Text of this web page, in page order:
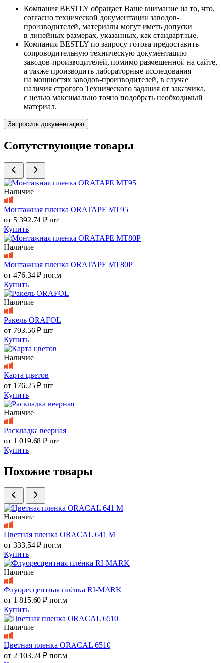
Компания BESTLY обращает Ваше внимание на то, что,
согласно технической документации заводов-
производителей, материалы могут иметь допуски
в линейных размерах, указанных, как стандартные.
Компания BESTLY по запросу готова предоставить
сопроводительную техническую документацию
заводов-производителей, помимо размещенной на сайте,
а также производить лабораторные исследования
на мощностях заводов-производителей, в случае
наличия строгого Технического задания от заказчика,
с целью максимально точно подобрать необходимый
материал.
Запросить документацию
Сопутствующие товары
Наличие
Монтажная пленка ORATAPE MT95
от 5 392.74 ₽ шт
Купить
Наличие
Монтажная пленка ORATAPE MT80P
от 476.34 ₽ пог.м
Купить
Наличие
Ракель ORAFOL
от 793.56 ₽ шт
Купить
Наличие
Карта цветов
от 176.25 ₽ шт
Купить
Наличие
Раскладка веерная
от 1 019.68 ₽ шт
Купить
Похожие товары
Наличие
Цветная пленка ORACAL 641 M
от 333.54 ₽ пог.м
Купить
Наличие
Флуоресцентная плёнка RI-MARK
от 1 815.60 ₽ пог.м
Купить
Наличие
Цветная пленка ORACAL 6510
от 2 103.24 ₽ пог.м